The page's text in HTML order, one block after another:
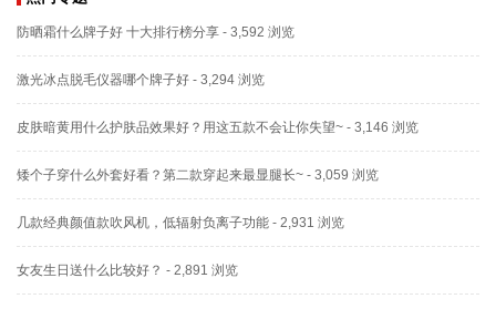
防晒霜什么牌子好 十大排行榜分享 - 3,592 浏览
激光冰点脱毛仪器哪个牌子好 - 3,294 浏览
皮肤暗黄用什么护肤品效果好？用这五款不会让你失望~ - 3,146 浏览
矮个子穿什么外套好看？第二款穿起来最显腿长~ - 3,059 浏览
几款经典颜值款吹风机，低辐射负离子功能 - 2,931 浏览
女友生日送什么比较好？ - 2,891 浏览